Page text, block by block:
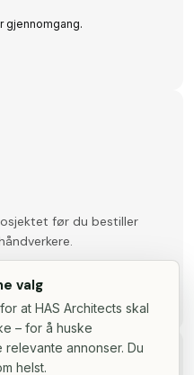
gjennomgang.
før du bestiller
Hvis det
bedre.
valg
at HAS Architects skal
– for å huske
annonser. Du
helst.